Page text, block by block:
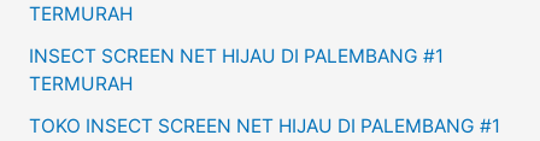
TERMURAH
INSECT SCREEN NET HIJAU DI PALEMBANG #1
TERMURAH
TOKO INSECT SCREEN NET HIJAU DI PALEMBANG #1